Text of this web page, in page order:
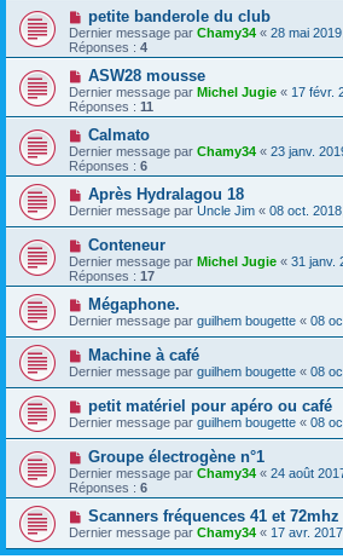
petite banderole du club
Dernier message par Chamy34 « 28 mai
Réponses : 4
ASW28 mousse
Dernier message par Michel Jugie « 17 févr.
Réponses : 11
Calmato
Dernier message par Chamy34 « 23 janv.
Réponses : 6
Après Hydralagou 18
Dernier message par Uncle Jim « 08 oct.
Conteneur
Dernier message par Michel Jugie « 31 janv.
Réponses : 17
Mégaphone.
Dernier message par guilhem bougette « 08
Machine à café
Dernier message par guilhem bougette « 08
petit matériel pour apéro ou café
Dernier message par guilhem bougette « 08
Groupe électrogène n°1
Dernier message par Chamy34 « 24 août
Réponses : 6
Scanners fréquences 41 et 72mhz
Dernier message par Chamy34 « 17 avr.